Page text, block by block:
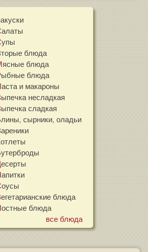
Закуски
Салаты
Супы
Вторые блюда
Мясные блюда
Рыбные блюда
Паста и макароны
Выпечка несладкая
Выпечка сладкая
Блины, сырники, оладьи
Вареники
Котлеты
Бутерброды
Десерты
Напитки
Соусы
Вегетарианские блюда
Постные блюда
все блюда